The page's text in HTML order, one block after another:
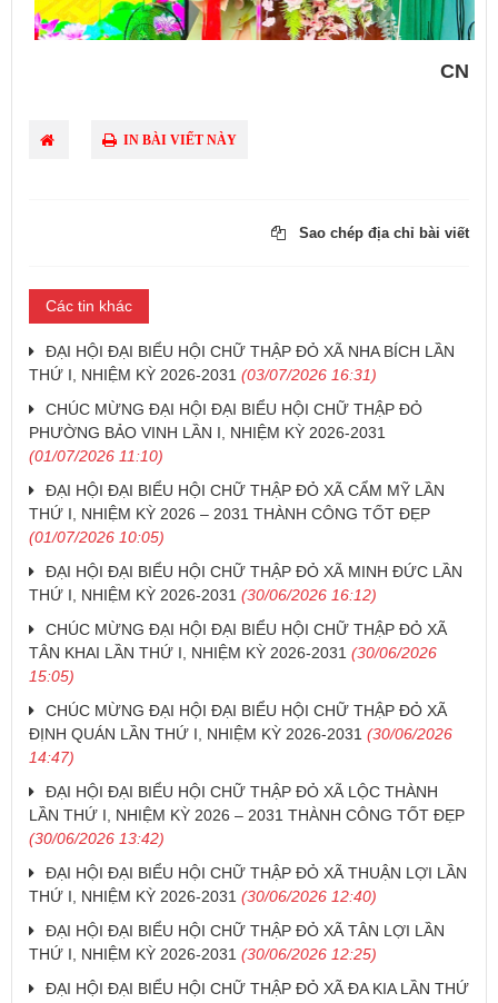
CN
IN BÀI VIẾT NÀY
Sao chép địa chỉ bài viết
Các tin khác
ĐẠI HỘI ĐẠI BIỂU HỘI CHỮ THẬP ĐỎ XÃ NHA BÍCH LẦN
THỨ I, NHIỆM KỲ 2026-2031 (03/07/2026 16:31)
CHÚC MỪNG ĐẠI HỘI ĐẠI BIỂU HỘI CHỮ THẬP ĐỎ
PHƯỜNG BẢO VINH LẦN I, NHIỆM KỲ 2026-2031
(01/07/2026 11:10)
ĐẠI HỘI ĐẠI BIỂU HỘI CHỮ THẬP ĐỎ XÃ CẨM MỸ LẦN
THỨ I, NHIỆM KỲ 2026 – 2031 THÀNH CÔNG TỐT ĐẸP
(01/07/2026 10:05)
ĐẠI HỘI ĐẠI BIỂU HỘI CHỮ THẬP ĐỎ XÃ MINH ĐỨC LẦN
THỨ I, NHIỆM KỲ 2026-2031 (30/06/2026 16:12)
CHÚC MỪNG ĐẠI HỘI ĐẠI BIỂU HỘI CHỮ THẬP ĐỎ XÃ
TÂN KHAI LẦN THỨ I, NHIỆM KỲ 2026-2031 (30/06/2026
15:05)
CHÚC MỪNG ĐẠI HỘI ĐẠI BIỂU HỘI CHỮ THẬP ĐỎ XÃ
ĐỊNH QUÁN LẦN THỨ I, NHIỆM KỲ 2026-2031 (30/06/2026
14:47)
ĐẠI HỘI ĐẠI BIỂU HỘI CHỮ THẬP ĐỎ XÃ LỘC THÀNH
LẦN THỨ I, NHIỆM KỲ 2026 – 2031 THÀNH CÔNG TỐT ĐẸP
(30/06/2026 13:42)
ĐẠI HỘI ĐẠI BIỂU HỘI CHỮ THẬP ĐỎ XÃ THUẬN LỢI LẦN
THỨ I, NHIỆM KỲ 2026-2031 (30/06/2026 12:40)
ĐẠI HỘI ĐẠI BIỂU HỘI CHỮ THẬP ĐỎ XÃ TÂN LỢI LẦN
THỨ I, NHIỆM KỲ 2026-2031 (30/06/2026 12:25)
ĐẠI HỘI ĐẠI BIỂU HỘI CHỮ THẬP ĐỎ XÃ ĐA KIA LẦN THỨ